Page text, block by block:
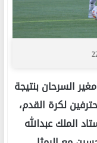
السرحان بنتيجة
لكرة القدم،
الملك عبدالله